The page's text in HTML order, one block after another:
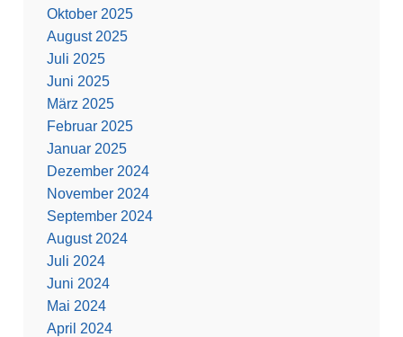
Oktober 2025
August 2025
Juli 2025
Juni 2025
März 2025
Februar 2025
Januar 2025
Dezember 2024
November 2024
September 2024
August 2024
Juli 2024
Juni 2024
Mai 2024
April 2024